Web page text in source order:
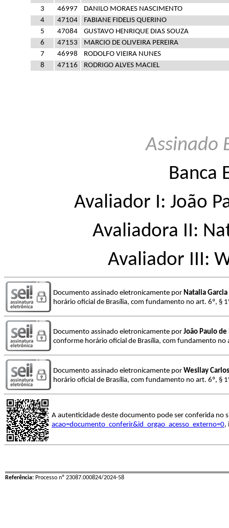
3
46997
DANILO MORAES NASCIMENTO
4
47104
FABIANE FIDELIS QUERINO
5
47084
GUSTAVO HENRIQUE DIAS SOUZA
6
47153
MARCIO DE OLIVEIRA PEREIRA
7
46998
RODOLFO VIEIRA NUNES
8
47116 RODRIGO ALVES MACIEL
Assinado
Banca
Avaliador I: João
Avaliadora II:
Avaliador III:
Documento assinado eletronicamente por Natalia
horário oficial de Brasília, com fundamento no art. 6º, §
Documento assinado eletronicamente por João Paulo
conforme horário oficial de Brasília, com fundamento no
Documento assinado eletronicamente por Wesllay
horário oficial de Brasília, com fundamento no art. 6º, §
A autenticidade deste documento pode ser conferida no
acao=documento_conferir&id_orgao_acesso_externo=0,
Referência: Processo nº 23087.000824/2024-58